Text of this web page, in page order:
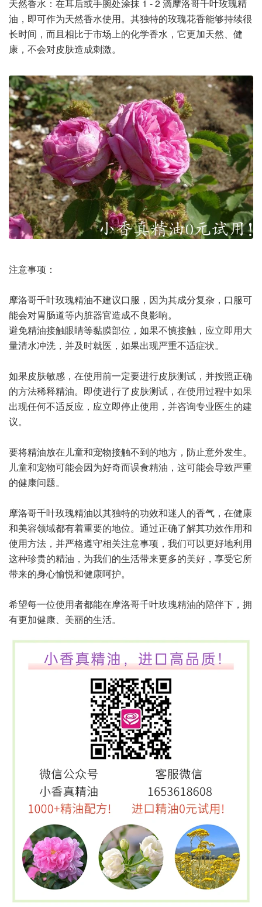
天然香水：在耳后或手腕处涂抹 1 - 2 滴摩洛哥千叶玫瑰精
油，即可作为天然香水使用。其独特的玫瑰花香能够持续很
长时间，而且相比于市场上的化学香水，它更加天然、健
康，不会对皮肤造成刺激。
注意事项：
摩洛哥千叶玫瑰精油不建议口服，因为其成分复杂，口服可
能会对胃肠道等内脏器官造成不良影响。
避免精油接触眼睛等黏膜部位，如果不慎接触，应立即用大
量清水冲洗，并及时就医，如果出现严重不适症状。
如果皮肤敏感，在使用前一定要进行皮肤测试，并按照正确
的方法稀释精油。即使进行了皮肤测试，在使用过程中如果
出现任何不适反应，应立即停止使用，并咨询专业医生的建
议。
要将精油放在儿童和宠物接触不到的地方，防止意外发生。
儿童和宠物可能会因为好奇而误食精油，这可能会导致严重
的健康问题。
摩洛哥千叶玫瑰精油以其独特的功效和迷人的香气，在健康
和美容领域都有着重要的地位。通过正确了解其功效作用和
使用方法，并严格遵守相关注意事项，我们可以更好地利用
这种珍贵的精油，为我们的生活带来更多的美好，享受它所
带来的身心愉悦和健康呵护。
希望每一位使用者都能在摩洛哥千叶玫瑰精油的陪伴下，拥
有更加健康、美丽的生活。